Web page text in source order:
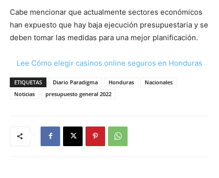
Cabe mencionar que actualmente sectores económicos
han expuesto que hay baja ejecución presupuestaria y se
deben tomar las medidas para una mejor planificación.
Lee Cómo elegir casinos online seguros en Honduras
ETIQUETAS Diario Paradigma Honduras
Nacionales
Noticias
presupuesto general 2022